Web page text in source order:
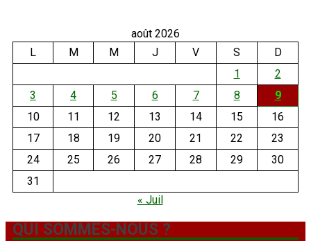
août 2026
L
M M J V S
D
1
2
3
4 5 6 7 8
9
10
11 12 13 14 15
16
17
18 19 20 21 22
23
24
25 26 27 28 29
30
31
« Juil
QUI SOMMES-NOUS ?